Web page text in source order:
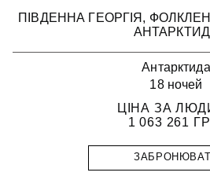
ПІВДЕННА ГЕОРГІЯ,
Антарктида
18 ночей
ЦІНА ЗА
1 063 261